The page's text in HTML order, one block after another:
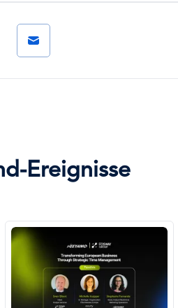
Ereignisse
Bild